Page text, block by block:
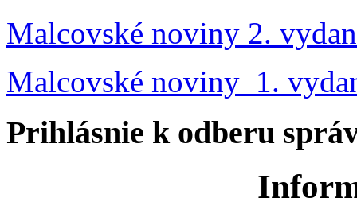
Malcovské noviny 2.
Malcovské noviny 1.
Prihlásnie k odberu